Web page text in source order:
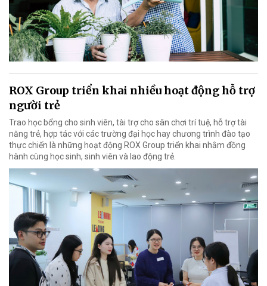
ROX Group triển khai nhiều hoạt động hỗ trợ
người trẻ
Trao học bổng cho sinh viên, tài trợ cho sân chơi trí tuệ, hỗ trợ tài
năng trẻ, hợp tác với các trường đại học hay chương trình đào tạo
thực chiến là những hoạt động ROX Group triển khai nhằm đồng
hành cùng học sinh, sinh viên và lao động trẻ.